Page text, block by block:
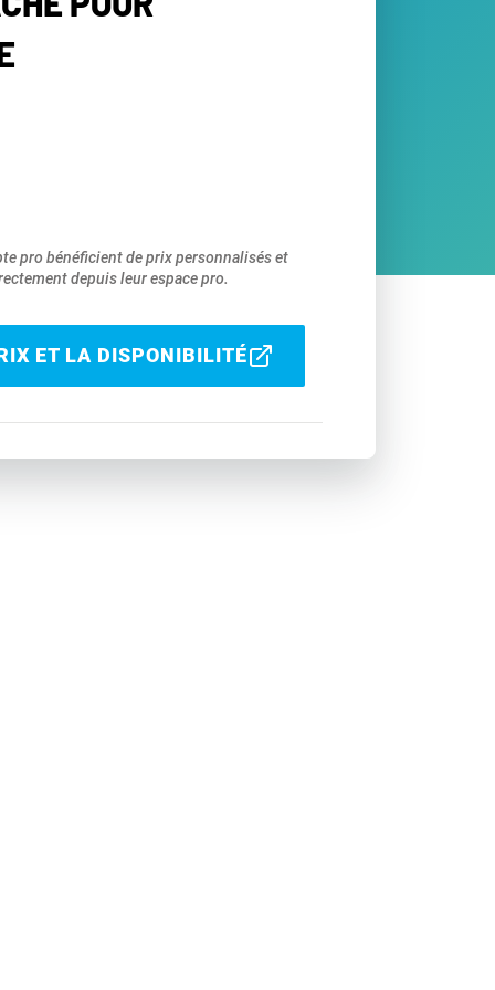
pro bénéficient de prix personnalisés et
depuis leur espace pro.
ET LA DISPONIBILITÉ